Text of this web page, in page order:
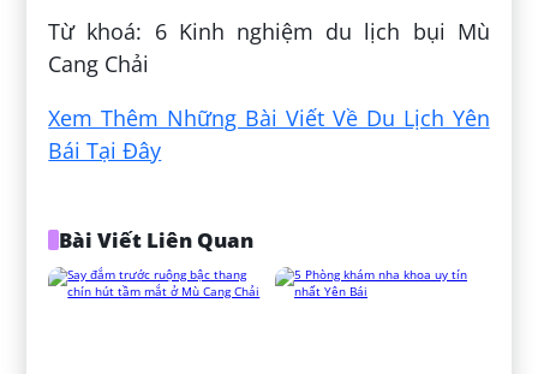
Từ khoá: 6 Kinh nghiệm du lịch bụi Mù
Cang Chải
Xem Thêm Những Bài Viết Về Du Lịch Yên
Bái Tại Đây
Bài Viết Liên Quan